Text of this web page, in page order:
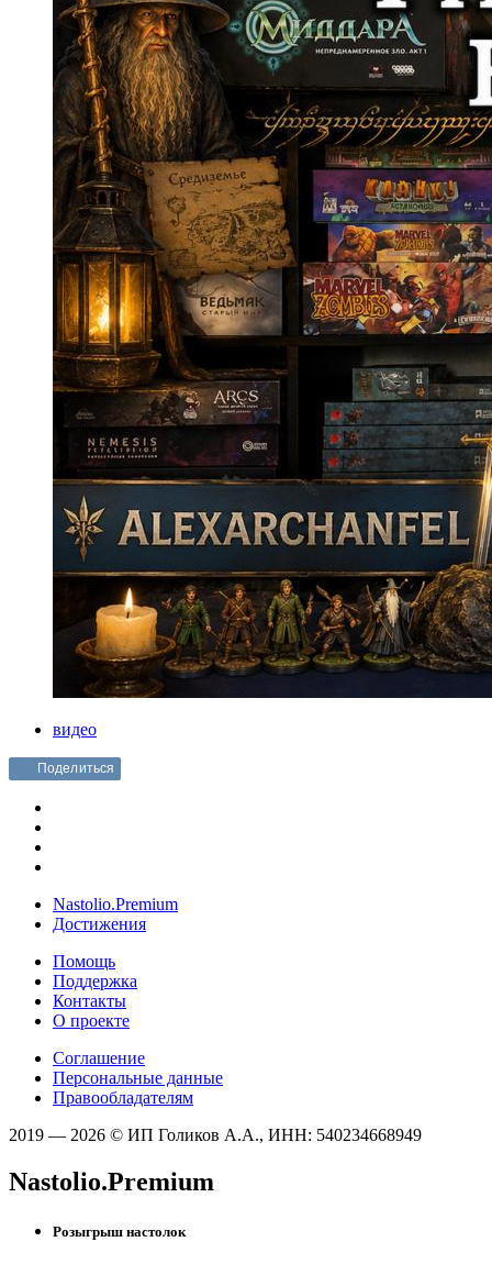
видео
Поделиться
Nastolio.Premium
Достижения
Помощь
Поддержка
Контакты
О проекте
Соглашение
Персональные данные
Правообладателям
2019 — 2026 © ИП Голиков А.А., ИНН: 540234668949
Nastolio.Premium
Розыгрыш настолок